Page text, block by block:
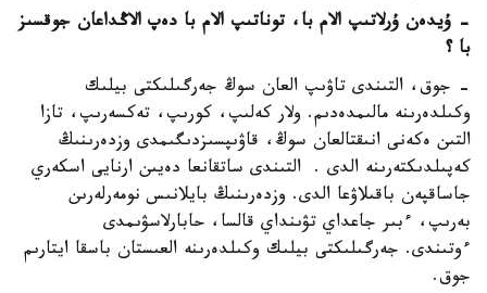
- ۇيدەن ۇرلاتىپ الام با، توناتىپ الام با دەپ الاڭداعان جوقسىز
با ؟
- جوق، التىندى تاۋىپ العان سوڭ جەرگىلىكتى بيلىك
وكىلدەرىنە مالىمدەدىم. ولار كەلىپ، كورىپ، تەكسەرىپ، تازا
التىن ەكەنى انىقتالعان سوڭ، قاۋىپسىزدىگىمدى وزدەرىنىڭ
كەپىلدىكتەرىنە الدى . التىندى ساتقانعا دەيىن ارنايى اسكەري
جاساقپەن باقىلاۋعا الدى. وزدەرىنىڭ بايلانىس نومەرلەرىن
بەرىپ، ءبىر جاعداي تۋىنداي قالسا، حابارلاسۋىمدى
ءوتىندى. جەرگىلىكتى بيلىك وكىلدەرىنە العىستان باسقا ايتارىم
جوق.